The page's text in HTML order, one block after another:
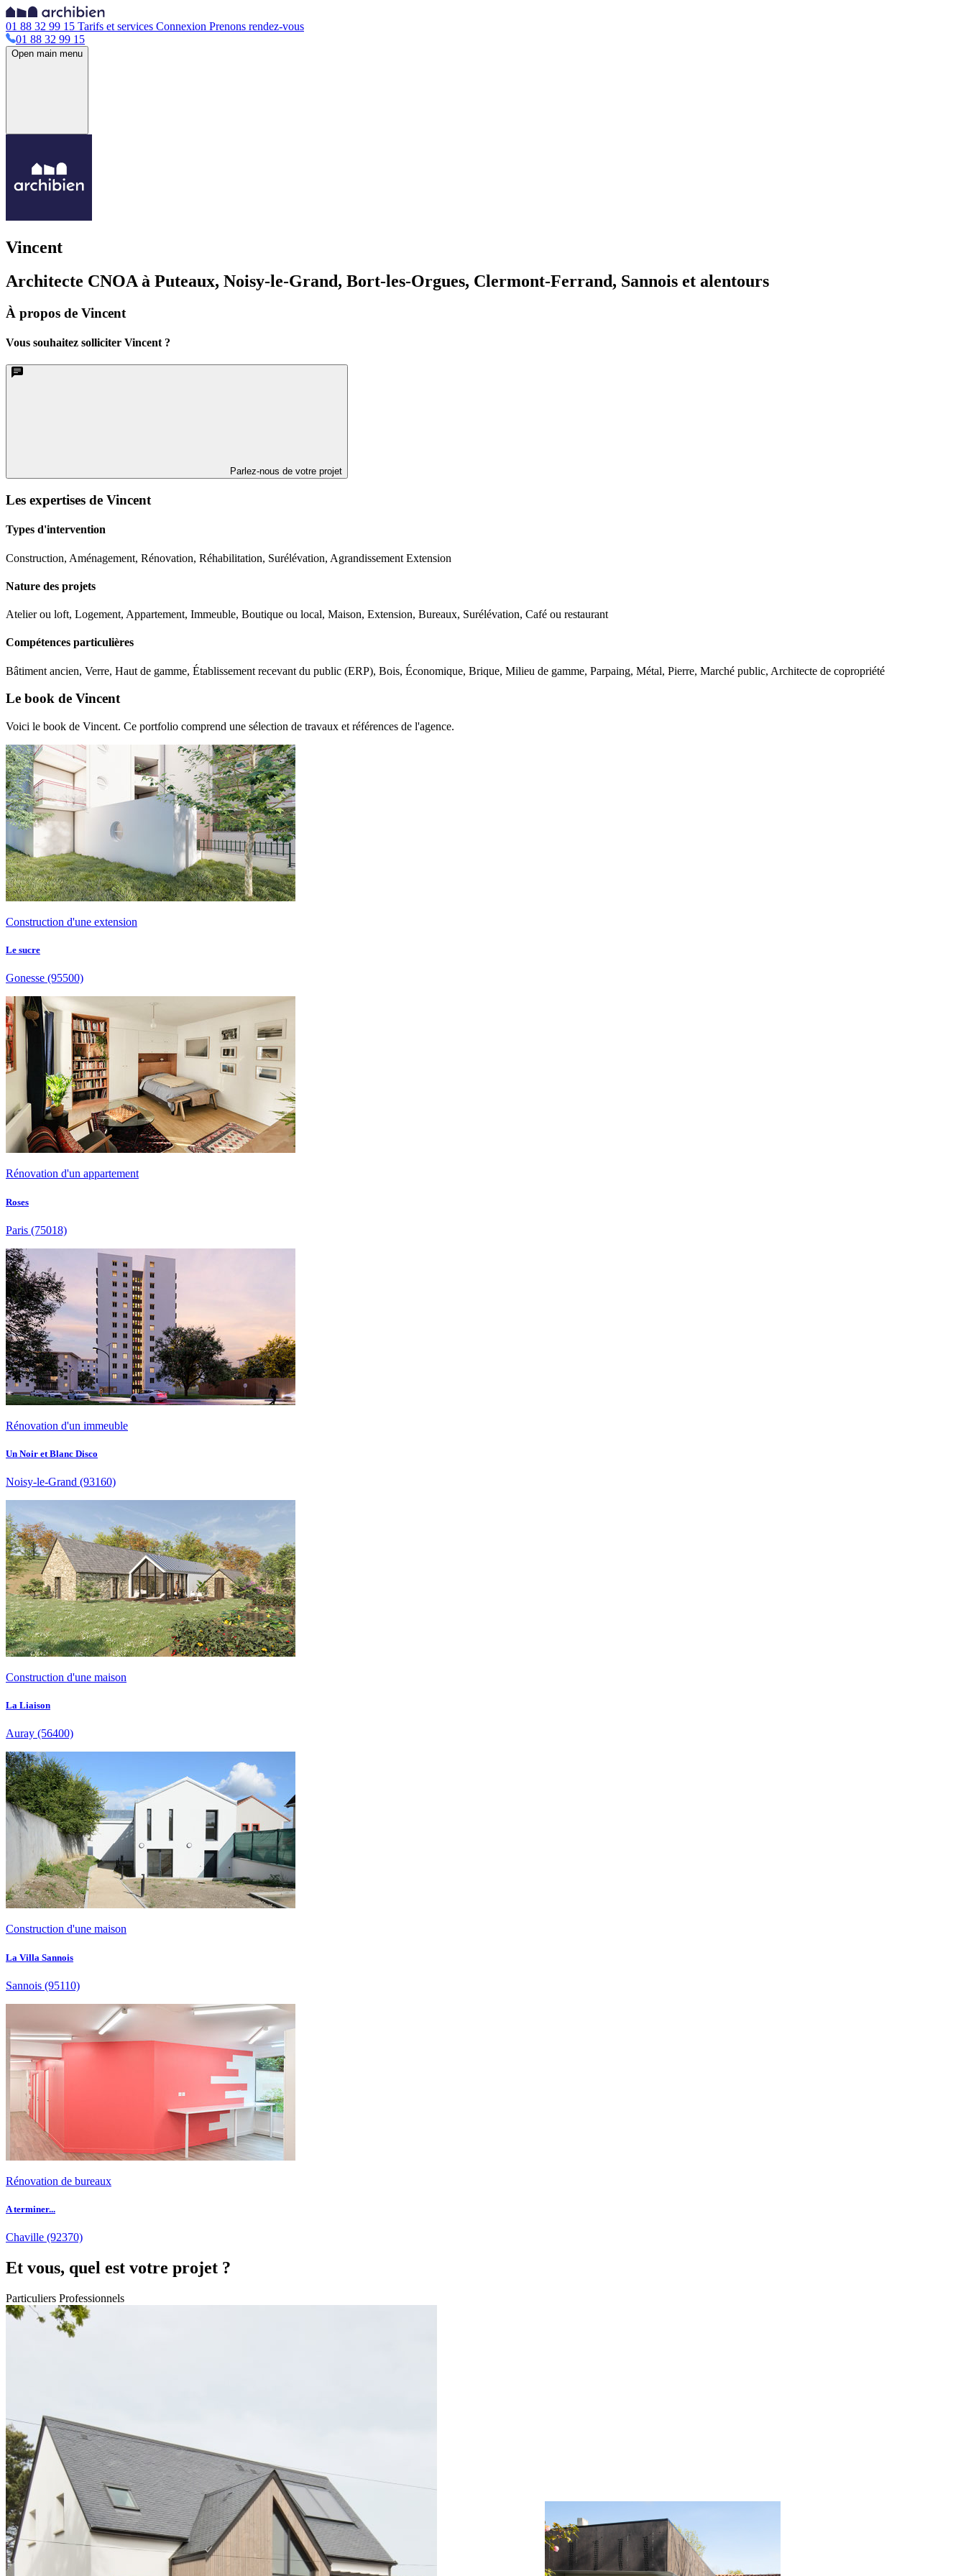
01 88 32 99 15 Tarifs et services Connexion Prenons rendez-vous
01 88 32 99 15
Open main menu
Vincent
Architecte CNOA à Puteaux, Noisy-le-Grand, Bort-les-Orgues, Clermont-Ferrand, Sannois et alentours
À propos de Vincent
Vous souhaitez solliciter Vincent ?
Parlez-nous de votre projet
Les expertises de Vincent
Types d'intervention
Construction, Aménagement, Rénovation, Réhabilitation, Surélévation, Agrandissement Extension
Nature des projets
Atelier ou loft, Logement, Appartement, Immeuble, Boutique ou local, Maison, Extension, Bureaux, Surélévation, Café ou restaurant
Compétences particulières
Bâtiment ancien, Verre, Haut de gamme, Établissement recevant du public (ERP), Bois, Économique, Brique, Milieu de gamme, Parpaing, Métal, Pierre, Marché public, Architecte de copropriété
Le book de Vincent
Voici le book de Vincent. Ce portfolio comprend une sélection de travaux et références de l'agence.
Construction d'une extension
Le sucre
Gonesse (95500)
Rénovation d'un appartement
Roses
Paris (75018)
Rénovation d'un immeuble
Un Noir et Blanc Disco
Noisy-le-Grand (93160)
Construction d'une maison
La Liaison
Auray (56400)
Construction d'une maison
La Villa Sannois
Sannois (95110)
Rénovation de bureaux
A terminer...
Chaville (92370)
Et vous, quel est votre projet ?
Particuliers Professionnels